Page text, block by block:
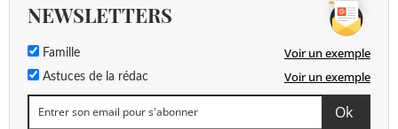
NEWSLETTERS
Famille Voir un exemple
Astuces de la rédac Voir un exemple